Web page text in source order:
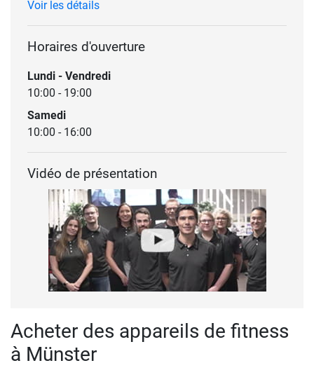
Voir les détails
Horaires d'ouverture
Lundi - Vendredi
10:00 - 19:00
Samedi
10:00 - 16:00
Vidéo de présentation
Acheter des appareils de fitness
à Münster